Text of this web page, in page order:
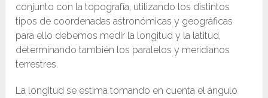
conjunto con la topografía, utilizando los distintos
tipos de coordenadas astronómicas y geográficas
para ello debemos medir la longitud y la latitud,
determinando también los paralelos y meridianos
terrestres.
La longitud se estima tomando en cuenta el ángulo